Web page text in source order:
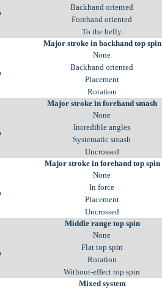
Backhand oriented
Forehand oriented
To the belly
Major stroke in backhand top spin
None
Backhand oriented
Placement
Rotation
Major stroke in forehand smash
None
Incredible angles
Systematic smash
Uncrossed
Major stroke in forehand top spin
None
In force
Placement
Uncrossed
Middle range top spin
None
Flat top spin
Rotation
Without-effect top spin
Mixed system